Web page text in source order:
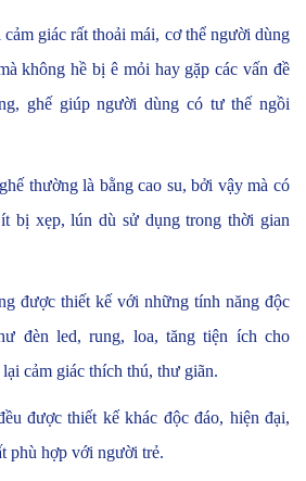
giác rất thoải mái, cơ thể người dùng
không hề bị ê mỏi hay gặp các vấn đề
ghế giúp người dùng có tư thế ngồi
thường là bằng cao su, bởi vậy mà có
bị xẹp, lún dù sử dụng trong thời gian
được thiết kế với những tính năng độc
đèn led, rung, loa, tăng tiện ích cho
cảm giác thích thú, thư giãn.
được thiết kế khác độc đáo, hiện đại,
phù hợp với người trẻ.